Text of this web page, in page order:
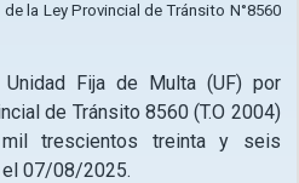
la Ley Provincial de Tránsito N°8560
Fija de Multa (UF) por
de Tránsito 8560 (T.O 2004)
trescientos treinta y seis
07/08/2025.